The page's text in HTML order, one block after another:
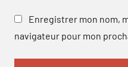
Enregistrer mon nom,
navigateur pour mon